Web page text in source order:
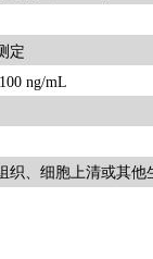
定
ng/mL
织、细胞上清或其他